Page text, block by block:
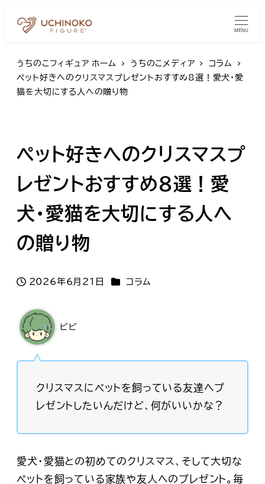
MENU
うちのこフィギュア ホーム うちのこメディア
コラム
ペット好きへのクリスマスプレゼントおすすめ8選！愛犬・愛
猫を大切にする人への贈り物
ペット好きへのクリスマスプ
レゼントおすすめ8選！愛
犬・愛猫を大切にする人へ
の贈り物
投稿日
2026年6月21日 カテゴリー
コラム
ビビ
クリスマスにペットを飼っている友達へプ
レゼントしたいんだけど、何がいいかな？
愛犬・愛猫との初めてのクリスマス、そして大切な
ペットを飼っている家族や友人へのプレゼント。毎